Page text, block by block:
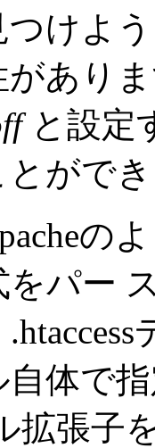
けよ
があり
と設定
がで
の
をパー
体で
拡張子